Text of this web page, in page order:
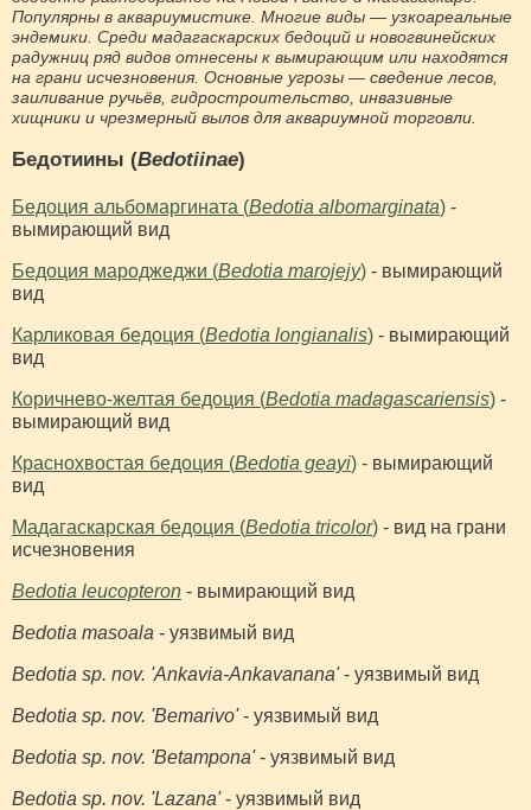
Популярны в аквариумистике. Многие виды — узкоареальные
эндемики. Среди мадагаскарских бедоций и новогвинейских
радужниц ряд видов отнесены к вымирающим или находятся
на грани исчезновения. Основные угрозы — сведение лесов,
заиливание ручьёв, гидростроительство, инвазивные
хищники и чрезмерный вылов для аквариумной торговли.
Бедотиины (Bedotiinae)
Бедоция альбомаргината (Bedotia albomarginata) -
вымирающий вид
Бедоция мароджеджи (Bedotia marojejy) - вымирающий
вид
Карликовая бедоция (Bedotia longianalis) - вымирающий
вид
Коричнево-желтая бедоция (Bedotia madagascariensis) -
вымирающий вид
Краснохвостая бедоция (Bedotia geayi) - вымирающий
вид
Мадагаскарская бедоция (Bedotia tricolor) - вид на грани
исчезновения
Bedotia leucopteron - вымирающий вид
Bedotia masoala - уязвимый вид
Bedotia sp. nov. 'Ankavia-Ankavanana'- уязвимый вид
Bedotia sp. nov. 'Bemarivo'- уязвимый вид
Bedotia sp. nov. 'Betampona'- уязвимый вид
Bedotia sp. nov. 'Lazana'- уязвимый вид